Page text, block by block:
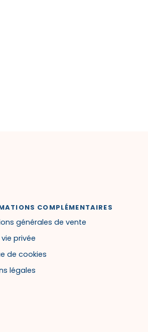
COMPLÉMENTAIRES
générales de vente
privée
de cookies
légales